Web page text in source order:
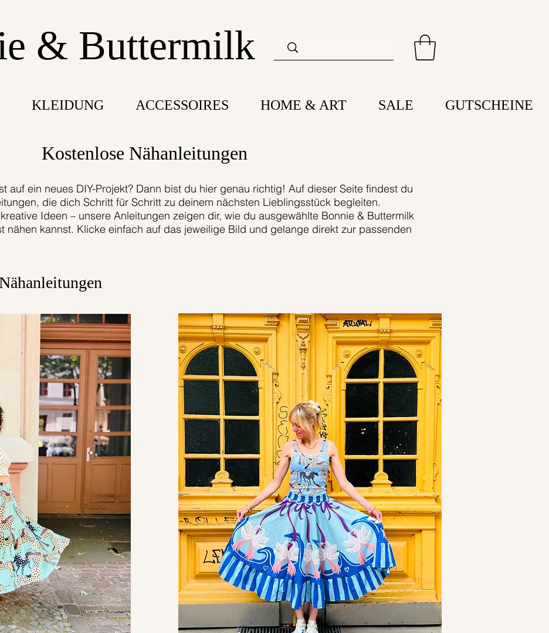
& Buttermilk
KLEIDUNG ACCESSOIRES HOME & ART SALE GUTSCHEINE
Kostenlose Nähanleitungen
auf ein neues DIY-Projekt? Dann bist du hier genau richtig! Auf dieser Seite findest du
die dich Schritt für Schritt zu deinem nächsten Lieblingsstück begleiten.
Ideen – unsere Anleitungen zeigen dir, wie du ausgewählte Bonnie & Buttermilk
nähen kannst. Klicke einfach auf das jeweilige Bild und gelange direkt zur passenden